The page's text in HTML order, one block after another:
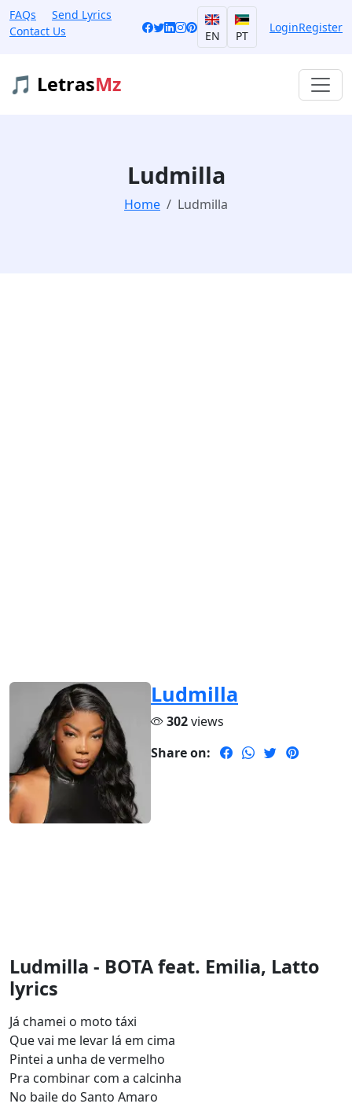
FAQs
Send Lyrics
Contact Us
EN PT
LoginRegister
🎵 LetrasMz
Ludmilla
Home Ludmilla
Ludmilla
302views
Share on:
Ludmilla - BOTA feat. Emilia, Latto
lyrics
Já chamei o moto táxi
Que vai me levar lá em cima
Pintei a unha de vermelho
Pra combinar com a calcinha
No baile do Santo Amaro